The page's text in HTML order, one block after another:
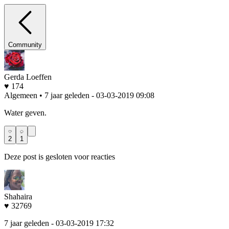
Community
Gerda Loeffen
♥ 174
Algemeen • 7 jaar geleden - 03-03-2019 09:08
Water geven.
2 1
Deze post is gesloten voor reacties
Shahaira
♥ 32769
7 jaar geleden - 03-03-2019 17:32